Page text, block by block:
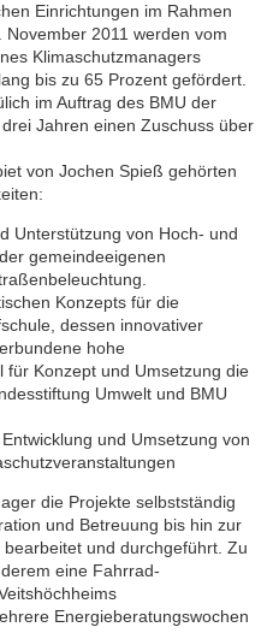
Einrichtungen im Rahmen
2011 werden vom
Klimaschutzmanagers
bis zu 65 Prozent gefördert.
im Auftrag des BMU der
Jahren einen Zuschuss über
von Jochen Spieß gehörten
Unterstützung von Hoch- und
gemeindeeigenen
Konzepts für die
dessen innovativer
hohe
für Konzept und Umsetzung die
Umwelt und BMU
und Umsetzung von
die Projekte selbstständig
und Betreuung bis hin zur
und durchgeführt. Zu
eine Fahrrad-
Energieberatungswochen